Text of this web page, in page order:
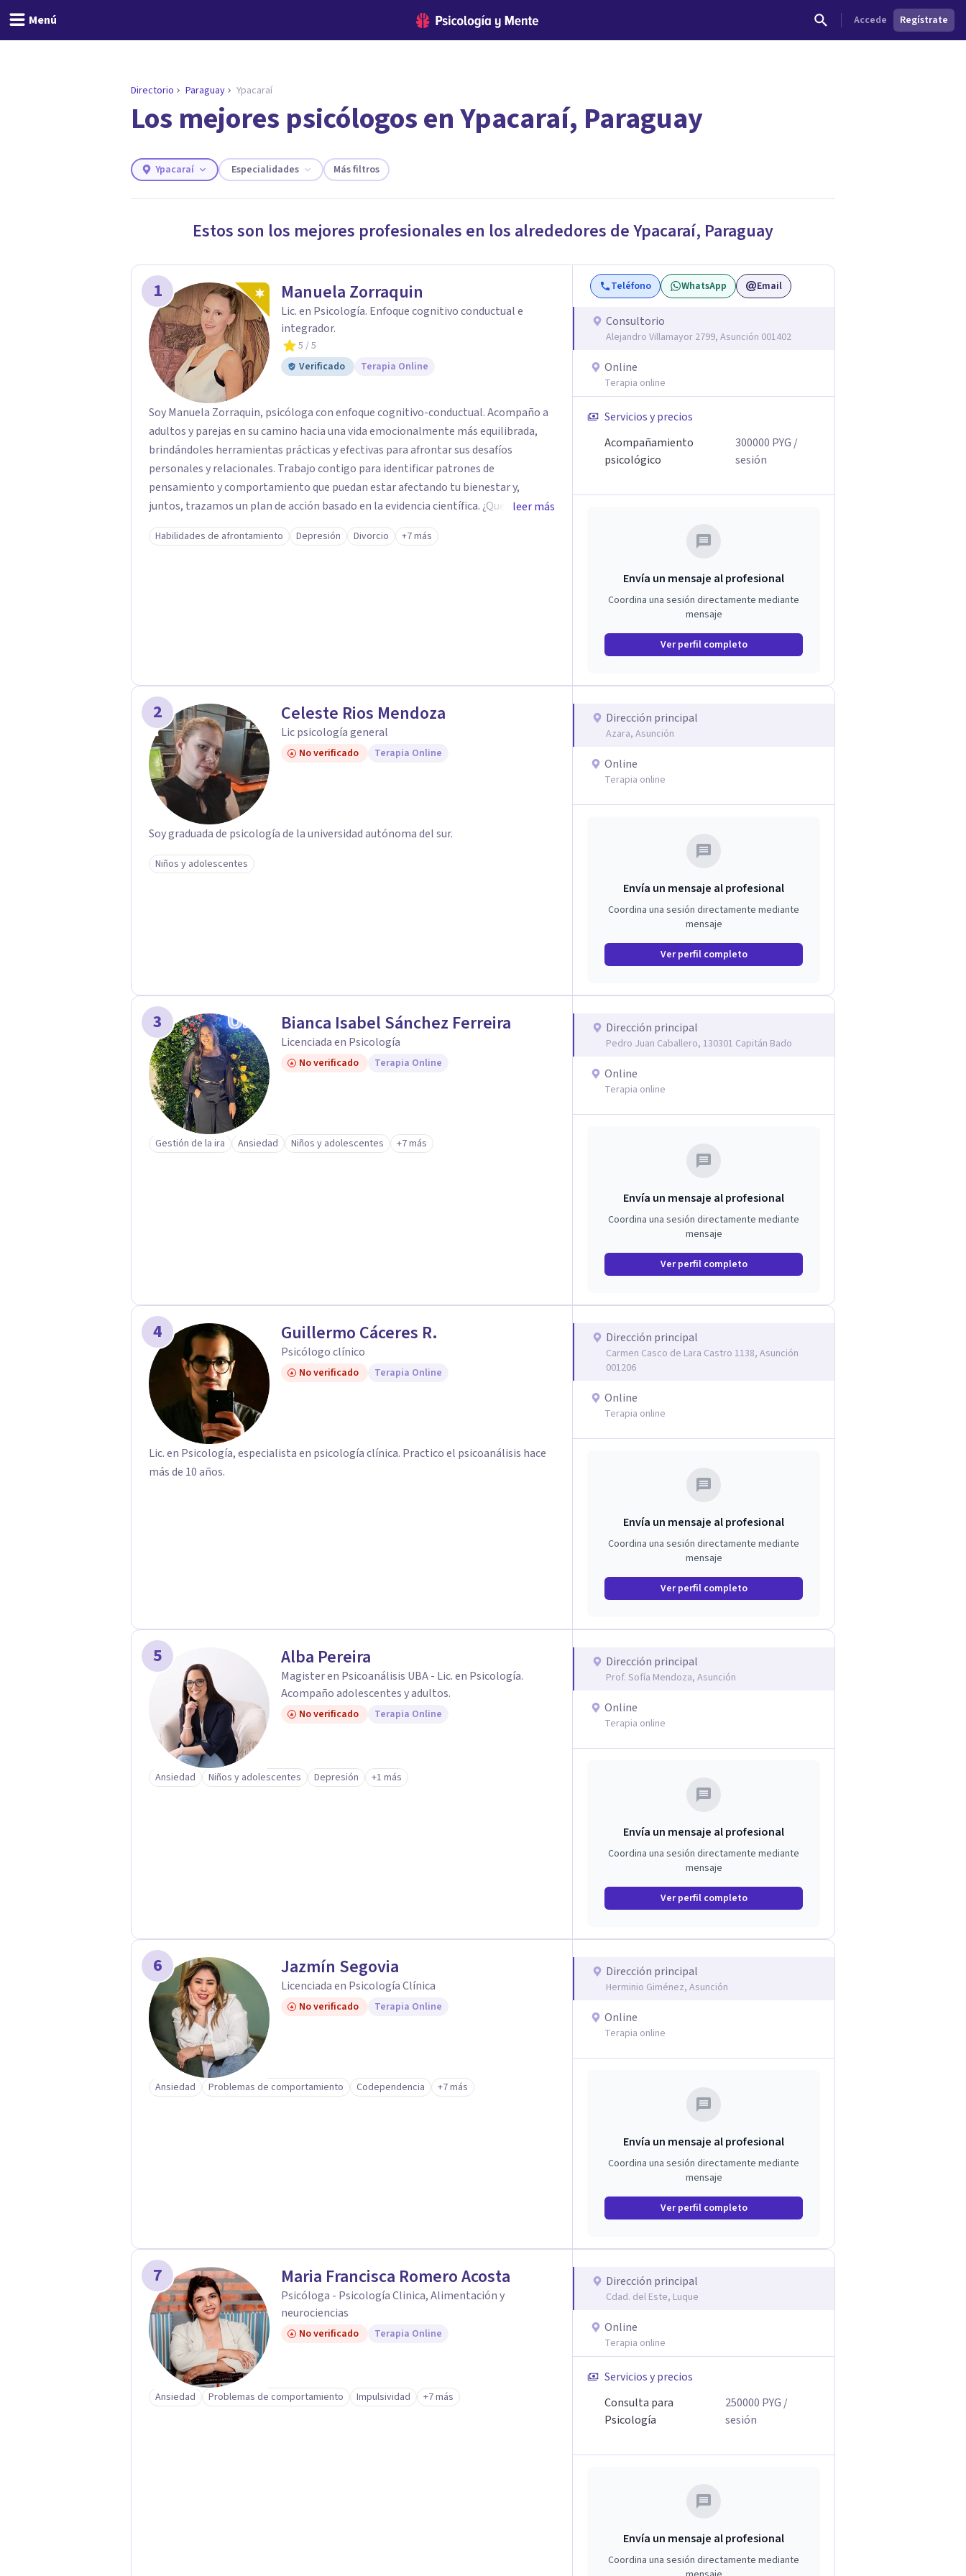
Menú Accede Regístrate
ENCONTRAR MI TERAPEUTA
¿Necesitas ayuda para encontrar el psicólogo adecuado?
Responder cuestionario
Directorio Paraguay Ypacaraí
Los mejores psicólogos en Ypacaraí, Paraguay
Ypacaraí Especialidades Más filtros
Estos son los mejores profesionales en los alrededores deYpacaraí, Paraguay
1 Manuela Zorraquin
Lic. en Psicología. Enfoque cognitivo conductual e
integrador.
5 / 5
Verificado
Terapia Online
Soy Manuela Zorraquin, psicóloga con enfoque cognitivo-conductual. Acompaño a
adultos y parejas en su camino hacia una vida emocionalmente más equilibrada,
brindándoles herramientas prácticas y efectivas para afrontar sus desafíos
personales y relacionales. Trabajo contigo para identificar patrones de
pensamiento y comportamiento que puedan estar afectando tu bienestar y,
juntos, trazamos un plan de acción basado en la evidencia científica. ¿Qué ofrezco?
• Terapia para adultos: Abordaje de ansiedad, estrés, depresión y otros problemas
emocionales. • Terapia de pareja: Mejora de la comunicación, resolución de
leer más
Habilidades de afrontamiento Depresión Divorcio +7 más
Teléfono WhatsApp Email
Consultorio
Alejandro Villamayor 2799, Asunción 001402
Online
Terapia online
Servicios y precios
Acompañamiento
psicológico
300000 PYG /
sesión
Envía un mensaje al profesional
Coordina una sesión directamente mediante
mensaje
Ver perfil completo
2 Celeste Rios Mendoza
Lic psicología general
No verificado Terapia Online
Soy graduada de psicología de la universidad autónoma del sur.
Niños y adolescentes
Dirección principal
Azara, Asunción
Online
Terapia online
Envía un mensaje al profesional
Coordina una sesión directamente mediante
mensaje
Ver perfil completo
3 Bianca Isabel Sánchez Ferreira
Licenciada en Psicología
No verificado Terapia Online
Gestión de la ira Ansiedad Niños y adolescentes +7 más
Dirección principal
Pedro Juan Caballero, 130301 Capitán Bado
Online
Terapia online
Envía un mensaje al profesional
Coordina una sesión directamente mediante
mensaje
Ver perfil completo
4 Guillermo Cáceres R.
Psicólogo clínico
No verificado Terapia Online
Lic. en Psicología, especialista en psicología clínica. Practico el psicoanálisis hace
más de 10 años.
Dirección principal
Carmen Casco de Lara Castro 1138, Asunción
001206
Online
Terapia online
Envía un mensaje al profesional
Coordina una sesión directamente mediante
mensaje
Ver perfil completo
5 Alba Pereira
Magister en Psicoanálisis UBA - Lic. en Psicología.
Acompaño adolescentes y adultos.
No verificado Terapia Online
Ansiedad Niños y adolescentes Depresión +1 más
Dirección principal
Prof. Sofía Mendoza, Asunción
Online
Terapia online
Envía un mensaje al profesional
Coordina una sesión directamente mediante
mensaje
Ver perfil completo
6 Jazmín Segovia
Licenciada en Psicología Clínica
No verificado Terapia Online
Ansiedad Problemas de comportamiento Codependencia +7 más
Dirección principal
Herminio Giménez, Asunción
Online
Terapia online
Envía un mensaje al profesional
Coordina una sesión directamente mediante
mensaje
Ver perfil completo
7 Maria Francisca Romero Acosta
Psicóloga - Psicología Clinica, Alimentación y
neurociencias
No verificado Terapia Online
Ansiedad Problemas de comportamiento Impulsividad +7 más
Dirección principal
Cdad. del Este, Luque
Online
Terapia online
Servicios y precios
Consulta para
Psicología
250000 PYG /
sesión
Envía un mensaje al profesional
Coordina una sesión directamente mediante